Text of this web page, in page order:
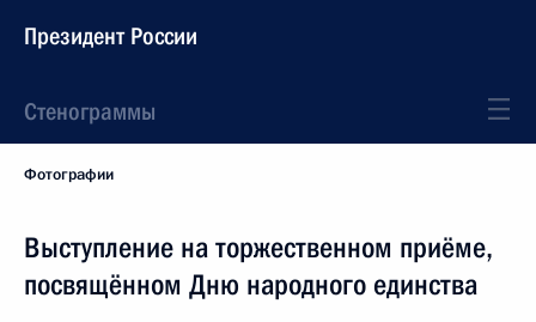
Президент России
Стенограммы
Фотографии
Выступление на торжественном приёме,
посвящённом Дню народного единства